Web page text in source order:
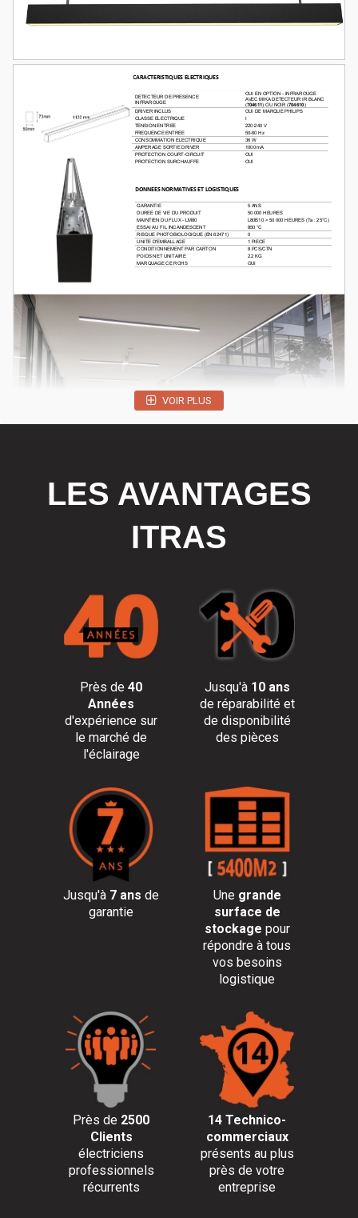
VOIR PLUS
LES AVANTAGES
ITRAS
Près de 40
Années
d'expérience sur
le marché de
l'éclairage
Jusqu'à 10 ans
de réparabilité et
de disponibilité
des pièces
Jusqu'à 7 ans de
garantie
Une grande
surface de
stockage pour
répondre à tous
vos besoins
logistique
Près de 2500
Clients
électriciens
professionnels
récurrents
14 Technico-
commerciaux
présents au plus
près de votre
entreprise